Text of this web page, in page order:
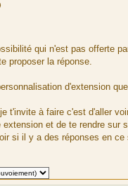
qui n'est pas offerte
proposer la réponse.
d'extension
je t'invite à faire c'est d'aller
extension et de te rendre sur
si il y a des réponses en ce